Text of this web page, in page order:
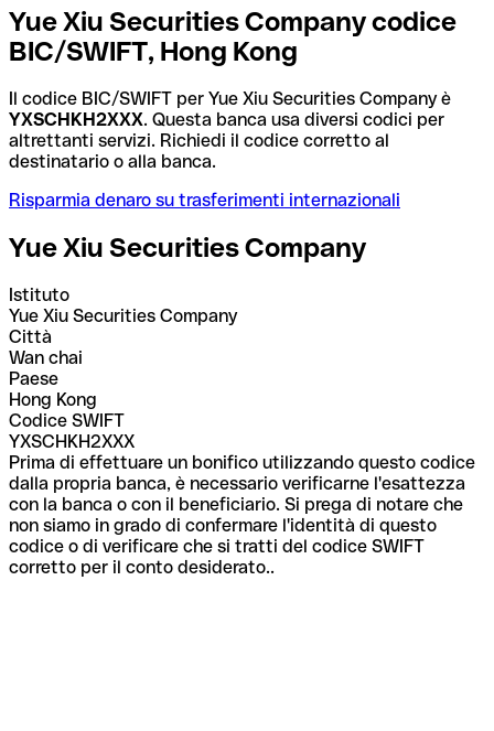
Yue Xiu Securities Company codice
BIC/SWIFT, Hong Kong
Il codice BIC/SWIFT per Yue Xiu Securities Company è
YXSCHKH2XXX. Questa banca usa diversi codici per
altrettanti servizi. Richiedi il codice corretto al
destinatario o alla banca.
Risparmia denaro su trasferimenti internazionali
Yue Xiu Securities Company
Istituto
Yue Xiu Securities Company
Città
Wan chai
Paese
Hong Kong
Codice SWIFT
YXSCHKH2XXX
Prima di effettuare un bonifico utilizzando questo codice
dalla propria banca, è necessario verificarne l'esattezza
con la banca o con il beneficiario. Si prega di notare che
non siamo in grado di confermare l'identità di questo
codice o di verificare che si tratti del codice SWIFT
corretto per il conto desiderato..